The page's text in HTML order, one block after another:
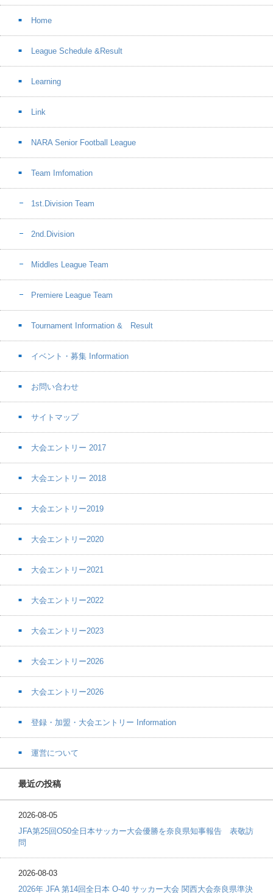
Home
League Schedule &Result
Learning
Link
NARA Senior Football League
Team Imfomation
1st.Division Team
2nd.Division
Middles League Team
Premiere League Team
Tournament Information & Result
イベント・募集 Information
お問い合わせ
サイトマップ
大会エントリー 2017
大会エントリー 2018
大会エントリー2019
大会エントリー2020
大会エントリー2021
大会エントリー2022
大会エントリー2023
大会エントリー2026
大会エントリー2026
登録・加盟・大会エントリー Information
運営について
最近の投稿
2026-08-05
JFA第25回O50全日本サッカー大会優勝を奈良県知事報告 表敬訪
問
2026-08-03
2026年 JFA 第14回全日本 O-40 サッカー大会 関西大会奈良県準決